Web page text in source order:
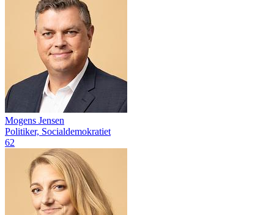
Mogens Jensen
Politiker, Socialdemokratiet
62